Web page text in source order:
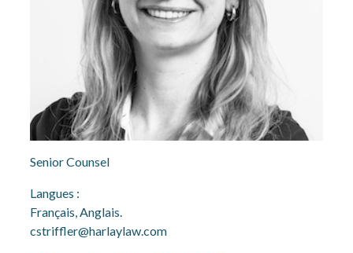
Senior Counsel
Langues :
Français, Anglais.
cstriffler@harlaylaw.com